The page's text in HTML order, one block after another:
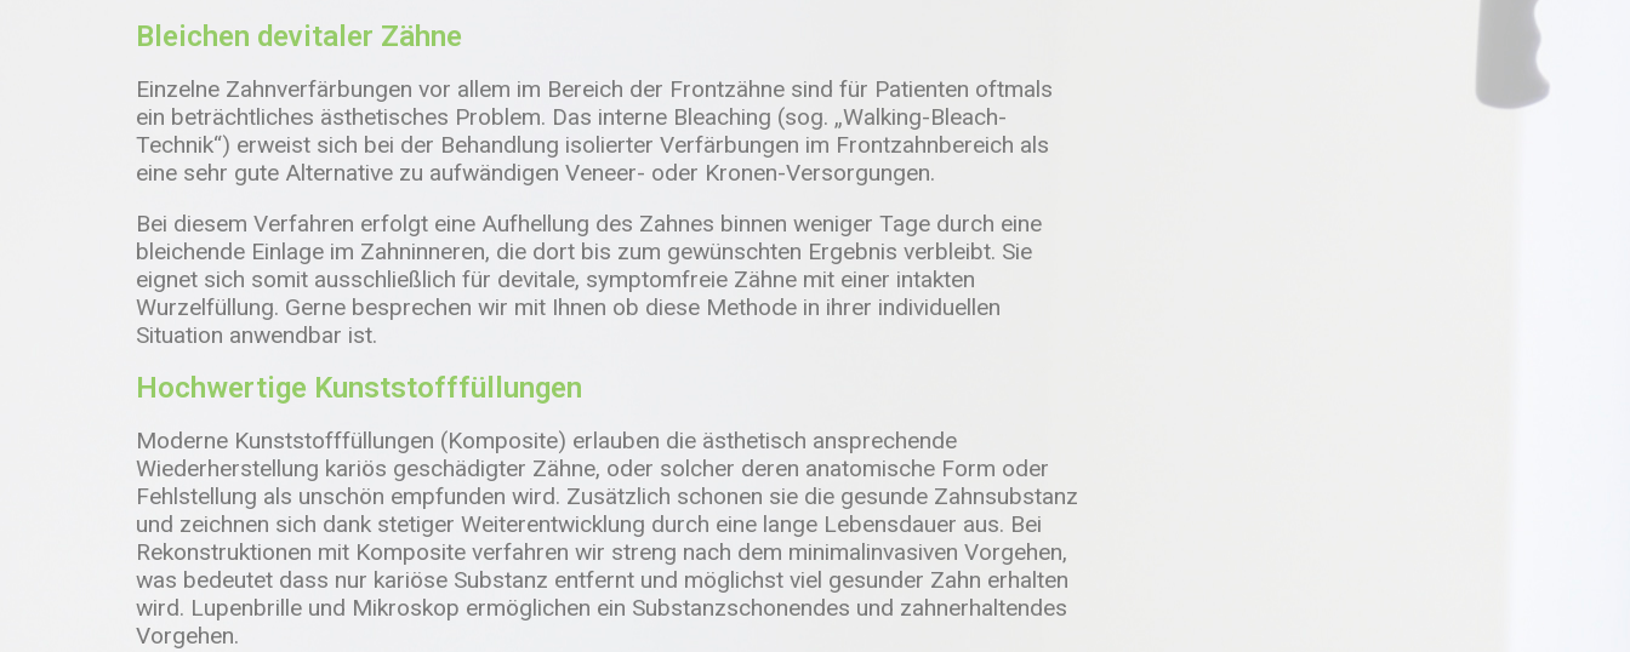
Bleichen devitaler Zähne
Einzelne Zahnverfärbungen vor allem im Bereich der Frontzähne sind für Patienten oftmals
ein beträchtliches ästhetisches Problem. Das interne Bleaching (sog. „Walking-Bleach-
Technik“) erweist sich bei der Behandlung isolierter Verfärbungen im Frontzahnbereich als
eine sehr gute Alternative zu aufwändigen Veneer- oder Kronen-Versorgungen.
Bei diesem Verfahren erfolgt eine Aufhellung des Zahnes binnen weniger Tage durch eine
bleichende Einlage im Zahninneren, die dort bis zum gewünschten Ergebnis verbleibt. Sie
eignet sich somit ausschließlich für devitale, symptomfreie Zähne mit einer intakten
Wurzelfüllung. Gerne besprechen wir mit Ihnen ob diese Methode in ihrer individuellen
Situation anwendbar ist.
Hochwertige Kunststofffüllungen
Moderne Kunststofffüllungen (Komposite) erlauben die ästhetisch ansprechende
Wiederherstellung kariös geschädigter Zähne, oder solcher deren anatomische Form oder
Fehlstellung als unschön empfunden wird. Zusätzlich schonen sie die gesunde Zahnsubstanz
und zeichnen sich dank stetiger Weiterentwicklung durch eine lange Lebensdauer aus. Bei
Rekonstruktionen mit Komposite verfahren wir streng nach dem minimalinvasiven Vorgehen,
was bedeutet dass nur kariöse Substanz entfernt und möglichst viel gesunder Zahn erhalten
wird. Lupenbrille und Mikroskop ermöglichen ein Substanzschonendes und zahnerhaltendes
Vorgehen.